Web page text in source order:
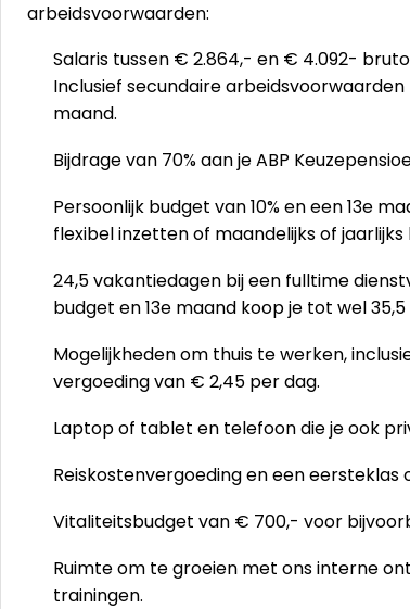
arbeidsvoorwaarden:
Salaris tussen € 2.864,- en € 4.092-
Inclusief secundaire
maand.
Bijdrage van 70% aan je ABP
Persoonlijk budget van 10% en een 13e
flexibel inzetten of maandelijks of
24,5 vakantiedagen bij een fulltime
budget en 13e maand koop je tot wel
Mogelijkheden om thuis te werken,
vergoeding van € 2,45 per dag.
Laptop of tablet en telefoon die je ook
Reiskostenvergoeding en een
Vitaliteitsbudget van € 700,- voor
Ruimte om te groeien met ons interne
trainingen.